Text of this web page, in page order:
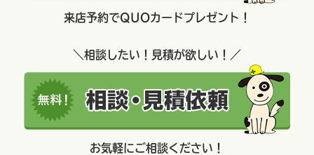
来店予約でQUOカードプレゼント！
＼相談したい！見積が欲しい！／
お気軽にご相談ください！